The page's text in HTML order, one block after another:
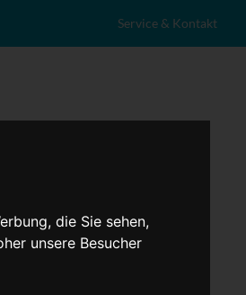
die Sie sehen,
unsere Besucher
Service & Kontakt